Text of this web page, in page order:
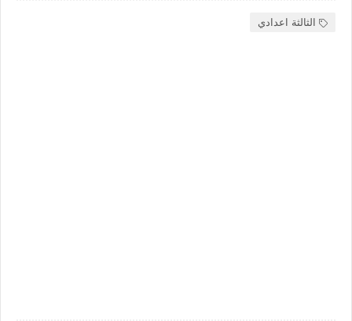
الثالثة اعدادي